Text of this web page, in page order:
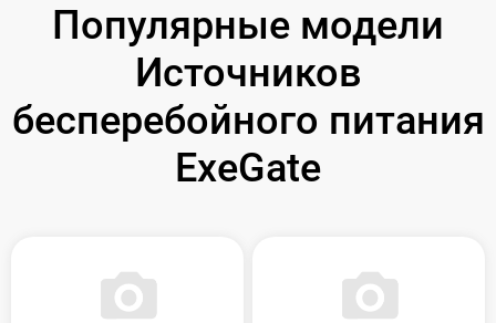
Популярные модели
Источников
бесперебойного питания
ExeGate